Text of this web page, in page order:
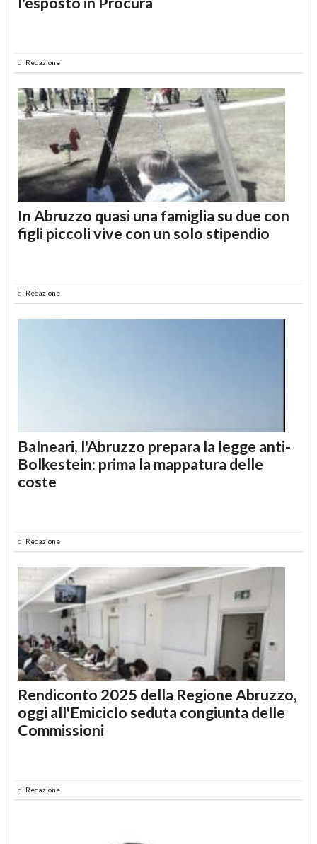
di Redazione
In Abruzzo quasi una famiglia su due con
figli piccoli vive con un solo stipendio
di Redazione
Balneari, l'Abruzzo prepara la legge anti-
Bolkestein: prima la mappatura delle
coste
di Redazione
Rendiconto 2025 della Regione Abruzzo,
oggi all'Emiciclo seduta congiunta delle
Commissioni
di Redazione